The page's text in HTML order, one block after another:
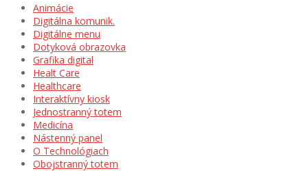
Animácie
Digitálna komunik.
Digitálne menu
Dotyková obrazovka
Grafika digital
Healt Care
Healthcare
Interaktívny kiosk
Jednostranný totem
Medicína
Nástenný panel
O Technológiach
Obojstranný totem